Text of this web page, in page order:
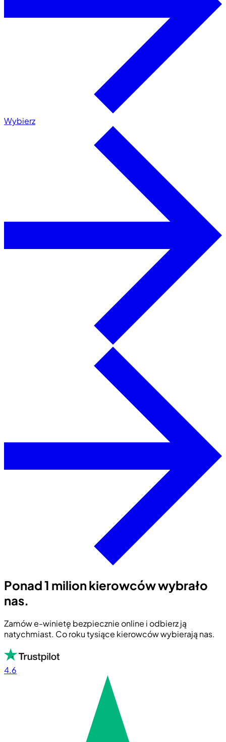
Wybierz
Ponad 1 milion kierowców wybrało
nas.
Zamów e-winietę bezpiecznie online i odbierz ją
natychmiast. Co roku tysiące kierowców wybierają nas.
4.6